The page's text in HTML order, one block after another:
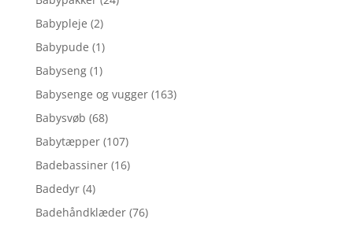
Babypleje (2)
Babypude (1)
Babyseng (1)
Babysenge og vugger (163)
Babysvøb (68)
Babytæpper (107)
Badebassiner (16)
Badedyr (4)
Badehåndklæder (76)